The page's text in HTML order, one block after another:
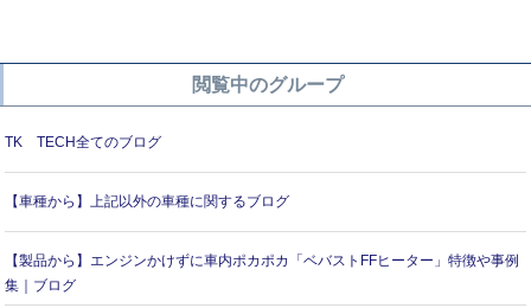
閲覧中のグループ
TK TECH全てのブログ
【車種から】上記以外の車種に関するブログ
【製品から】エンジンかけずに車内ポカポカ「ベバストFFヒーター」特徴や事例
集｜ブログ